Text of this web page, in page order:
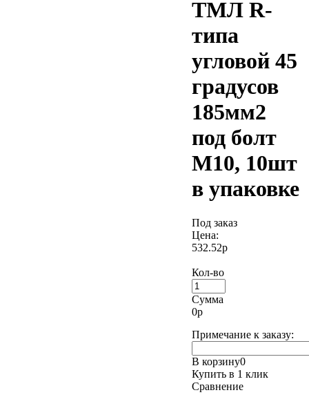
ТМЛ R-
типа
угловой 45
градусов
185мм2
под болт
М10, 10шт
в упаковке
Под заказ
Цена:
532.52р
Кол-во
Сумма
0р
Примечание к заказу:
В корзину0
Купить в 1 клик
Сравнение